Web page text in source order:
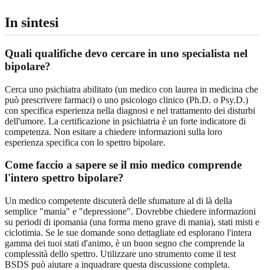
In sintesi
Quali qualifiche devo cercare in uno specialista nel
bipolare?
Cerca uno psichiatra abilitato (un medico con laurea in medicina che
può prescrivere farmaci) o uno psicologo clinico (Ph.D. o Psy.D.)
con specifica esperienza nella diagnosi e nel trattamento dei disturbi
dell'umore. La certificazione in psichiatria è un forte indicatore di
competenza. Non esitare a chiedere informazioni sulla loro
esperienza specifica con lo spettro bipolare.
Come faccio a sapere se il mio medico comprende
l'intero spettro bipolare?
Un medico competente discuterà delle sfumature al di là della
semplice "mania" e "depressione". Dovrebbe chiedere informazioni
su periodi di ipomania (una forma meno grave di mania), stati misti e
ciclotimia. Se le sue domande sono dettagliate ed esplorano l'intera
gamma dei tuoi stati d'animo, è un buon segno che comprende la
complessità dello spettro. Utilizzare uno strumento come il test
BSDS può aiutare a inquadrare questa discussione completa.